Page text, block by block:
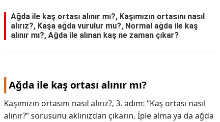
Ağda ile kaş ortası alınır mı?, Kaşımızın ortasını nasıl
alırız?, Kaşa ağda vurulur mu?, Normal ağda ile kaş
alınır mı?, Ağda ile alınan kaş ne zaman çıkar?
Ağda ile kaş ortası alınır mı?
Kaşımızın ortasını nasıl alırız?, 3. adım: “Kaş ortası nasıl
alınır?” sorusunu aklınızdan çıkarın. İple alma ya da ağda